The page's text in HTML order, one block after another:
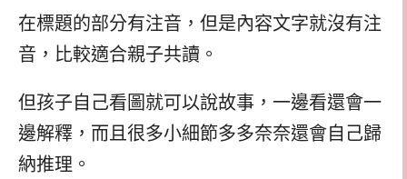
在標題的部分有注音，但是內容文字就沒有注
音，比較適合親子共讀。
但孩子自己看圖就可以說故事，一邊看還會一
邊解釋，而且很多小細節多多奈奈還會自己歸
納推理。